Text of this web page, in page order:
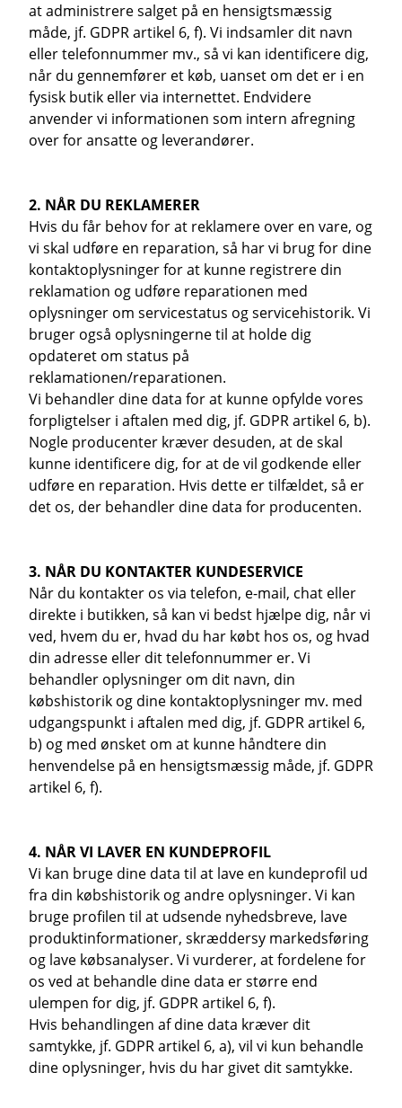
at administrere salget på en hensigtsmæssig
måde, jf. GDPR artikel 6, f). Vi indsamler dit navn
eller telefonnummer mv., så vi kan identificere dig,
når du gennemfører et køb, uanset om det er i en
fysisk butik eller via internettet. Endvidere
anvender vi informationen som intern afregning
over for ansatte og leverandører.
2. NÅR DU REKLAMERER
Hvis du får behov for at reklamere over en vare, og
vi skal udføre en reparation, så har vi brug for dine
kontaktoplysninger for at kunne registrere din
reklamation og udføre reparationen med
oplysninger om servicestatus og servicehistorik. Vi
bruger også oplysningerne til at holde dig
opdateret om status på
reklamationen/reparationen.
Vi behandler dine data for at kunne opfylde vores
forpligtelser i aftalen med dig, jf. GDPR artikel 6, b).
Nogle producenter kræver desuden, at de skal
kunne identificere dig, for at de vil godkende eller
udføre en reparation. Hvis dette er tilfældet, så er
det os, der behandler dine data for producenten.
3. NÅR DU KONTAKTER KUNDESERVICE
Når du kontakter os via telefon, e-mail, chat eller
direkte i butikken, så kan vi bedst hjælpe dig, når vi
ved, hvem du er, hvad du har købt hos os, og hvad
din adresse eller dit telefonnummer er. Vi
behandler oplysninger om dit navn, din
købshistorik og dine kontaktoplysninger mv. med
udgangspunkt i aftalen med dig, jf. GDPR artikel 6,
b) og med ønsket om at kunne håndtere din
henvendelse på en hensigtsmæssig måde, jf. GDPR
artikel 6, f).
4. NÅR VI LAVER EN KUNDEPROFIL
Vi kan bruge dine data til at lave en kundeprofil ud
fra din købshistorik og andre oplysninger. Vi kan
bruge profilen til at udsende nyhedsbreve, lave
produktinformationer, skræddersy markedsføring
og lave købsanalyser. Vi vurderer, at fordelene for
os ved at behandle dine data er større end
ulempen for dig, jf. GDPR artikel 6, f).
Hvis behandlingen af dine data kræver dit
samtykke, jf. GDPR artikel 6, a), vil vi kun behandle
dine oplysninger, hvis du har givet dit samtykke.